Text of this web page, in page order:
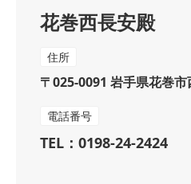
花巻西長安殿
住所
〒025-0091 岩手県花巻
電話番号
TEL：0198-24-2424